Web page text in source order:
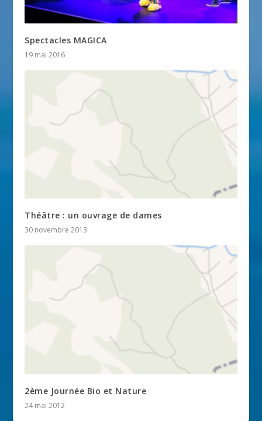
Spectacles MAGICA
19 mai 2016
Théâtre : un ouvrage de dames
30 novembre 2013
2ème Journée Bio et Nature
24 mai 2012